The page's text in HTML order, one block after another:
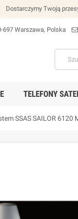
Dostarczymy Twoją
Warszawa, Polska
TELEFONY
SSAS SAILOR 6120